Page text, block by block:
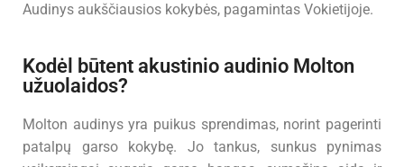
Audinys aukščiausios kokybės, pagamintas Vokietijoje.
Kodėl būtent akustinio audinio Molton
užuolaidos?
Molton audinys yra puikus sprendimas, norint pagerinti
patalpų garso kokybę. Jo tankus, sunkus pynimas